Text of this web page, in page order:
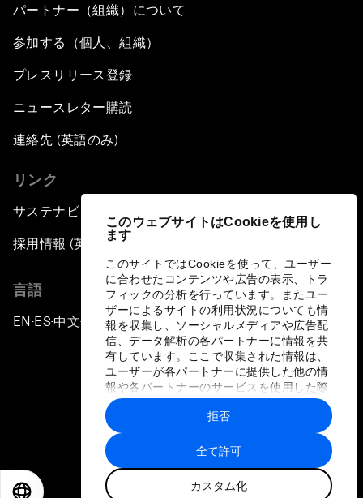
このウェブサイトはCookieを使用し
ます
このサイトではCookieを使って、ユーザー
に合わせたコンテンツや広告の表示、トラ
フィックの分析を行っています。またユー
ザーによるサイトの利用状況についても情
報を収集し、ソーシャルメディアや広告配
信、データ解析の各パートナーに情報を共
有しています。ここで収集された情報は、
ユーザーが各パートナーに提供した他の情
報や各パートナーのサービスを使用した際
に収集された情報と組み合わされ、各パー
トナーによって使用されることがありま
す。
全て許可
カスタム化
拒否
パートナー（組織）について
参加する（個人、組織）
プレスリリース登録
ニュースレター購読
連絡先 (英語のみ)
リンク
サステナビリティへの取り組み
採用情報 (英語のみ)
言語
EN ▪ES▪中文▪ 日本語
プライバシーポリシーと利用規約
サイトマップ
©
世界経済フォーラム